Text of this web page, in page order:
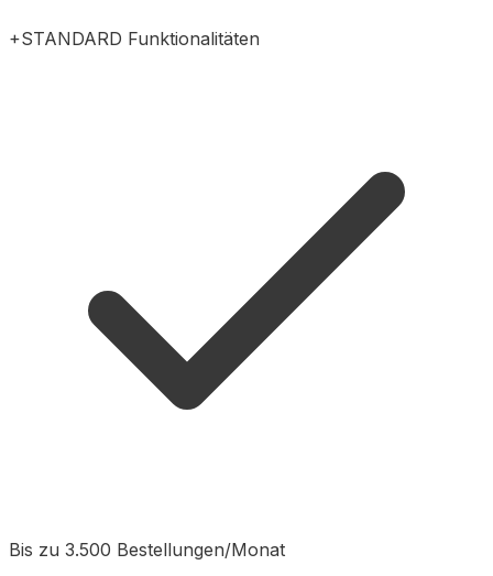
+STANDARD Funktionalitäten
Bis zu 3.500 Bestellungen/Monat